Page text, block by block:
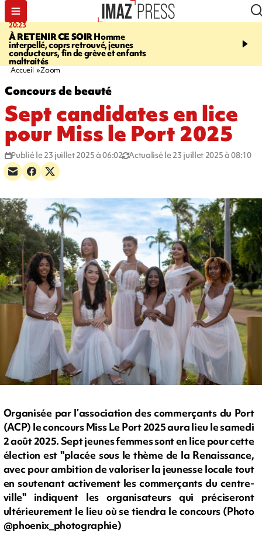
20:23
À RETENIR CE SOIRHomme
interpellé, coprs retrouvé, jeunes
conducteurs, fin de grève et enfants
maltraités
06:04
à La Réunion - des
Accueil Zoom
Concours de beauté
Sept candidates en lice
pour Miss le Port 2025
Publié le 23 juillet 2025 à 06:02 Actualisé le 23 juillet 2025 à 08:10
Organisée par l’association des commerçants du Port
(ACP) le concours Miss Le Port 2025 aura lieu le samedi
2 août 2025. Sept jeunes femmes sont en lice pour cette
élection est "placée sous le thème de la Renaissance,
avec pour ambition de valoriser la jeunesse locale tout
en soutenant activement les commerçants du centre-
ville" indiquent les organisateurs qui préciseront
ultérieurement le lieu où se tiendra le concours (Photo
@phoenix_photographie)